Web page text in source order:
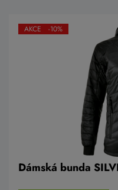
Dámská bunda
AKCE -10%